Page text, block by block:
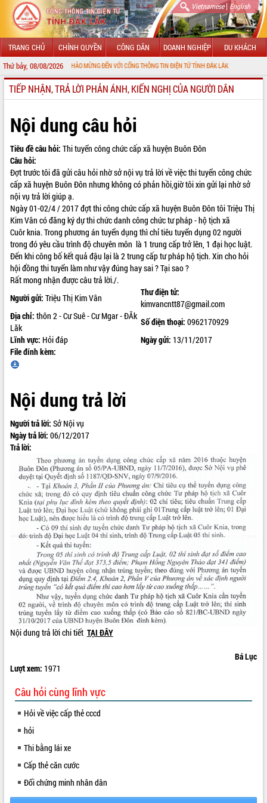
Vietnamese| English
TRANG CHỦ CHÍNH QUYỀN CÔNG DÂN DOANH NGHIỆP DU KHÁCH
Thứ bảy, 08/08/2026CHÀO MỪNG ĐẾN VỚI CỔNG THÔNG TIN ĐIỆN TỬ TỈNH ĐẮK LẮK
GIỚI THIỆU
TIN TỨC SỰ KIỆN
SỞ, BAN, NGÀNH
UBND CÁC XÃ, PHƯỜNG
THÔNG TIN CHỈ ĐẠO ĐIỀU HÀNH
HỆ THỐNG VĂN BẢN
VĂN BẢN HĐND TỈNH
ĐIỂM TIN VĂN BẢN
Khám bệnh, cấp phát thuốc miễn phí
Hội nghị UBND tỉnh Đắk Lắk thường kỳ
tháng 7/2026
Lễ truy tặng danh hiệu “Bà Mẹ Việt
Nam Anh hùng” và trao Huân chương
Lao động
UBND tỉnh Đắk Lắk triển khai nhiệm
Kỳ họp thứ Hai, Hội đồng nhân dân
ALBUM ẢNH
TIẾP NHẬN, TRẢ LỜI PHẢN ÁNH, KIẾN NGHỊ CỦA NGƯỜI DÂN
Nội dung câu hỏi
Tiêu đề câu hỏi: Thi tuyển công chức cấp xã huyện Buôn Đôn
Câu hỏi:
Đợt trước tôi đã gửi câu hỏi nhờ sở nội vụ trả lời về việc thi tuyển công chức
cấp xã huyện Buôn Đôn nhưng không có phản hồi,giờ tôi xin gửi lại nhờ sở
nội vụ trả lời giúp ạ.
Ngày 01-02/4 / 2017 đợt thi công chức cấp xã huyện Buôn Đôn tôi Triệu Thị
Kim Vân có đăng ký dự thi chức danh công chức tư pháp - hộ tịch xã
Cuôr knia. Trong phương án tuyển dụng thì chỉ tiêu tuyển dụng 02 người
trong đó yêu cầu trình độ chuyên môn là 1 trung cấp trở lên, 1 đại học luật.
Đến khi công bố kết quả đậu lại là 2 trung cấp tư pháp hộ tịch. Xin cho hỏi
hội đồng thi tuyển làm như vậy đúng hay sai ? Tại sao ?
Rất mong nhận được câu trả lời./.
Người gửi: Triệu Thị Kim Vân
Thư điện tử:
kimvancntt87@gmail.com
Địa chỉ: thôn 2 - Cư Suê - Cư Mgar - ĐĂk
Lăk
Số điện thoại: 0962170929
Lĩnh vực: Hỏi đáp Ngày gửi: 13/11/2017
File đính kèm:
Nội dung trả lời
Người trả lời: Sở Nội vụ
Ngày trả lời: 06/12/2017
Trả lời:
Nội dung trả lời chi tiết TẠI ĐÂY
​Bá Lục
Lượt xem: 1971
Câu hỏi cùng lĩnh vực
Hỏi về việc cấp thẻ cccd
hỏi
Thi bằng lái xe
Cấp thẻ căn cước
Đổi chứng minh nhân dân